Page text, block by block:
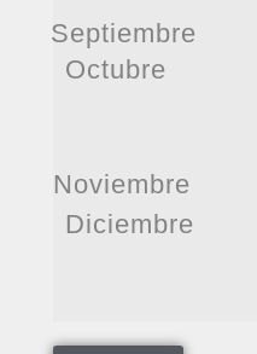
Septiembre
Octubre
Noviembre
Diciembre